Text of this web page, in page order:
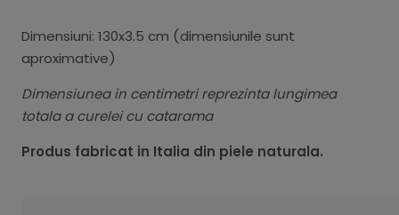
Dimensiuni: 130x3.5 cm (dimensiunile sunt
aproximative)
Dimensiunea in centimetri reprezinta lungimea
totala a curelei cu catarama
Produs fabricat in Italia din piele naturala.